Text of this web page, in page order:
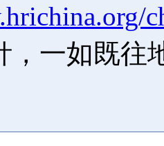
，一如既往